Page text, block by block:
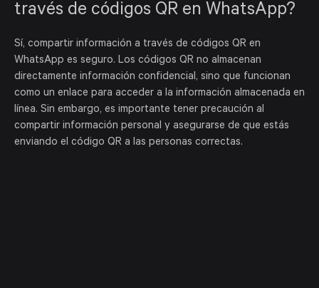
través de códigos QR en WhatsApp?
Sí, compartir información a través de códigos QR en
WhatsApp es seguro. Los códigos QR no almacenan
directamente información confidencial, sino que funcionan
como un enlace para acceder a la información almacenada en
línea. Sin embargo, es importante tener precaución al
compartir información personal y asegurarse de que estás
enviando el código QR a las personas correctas.